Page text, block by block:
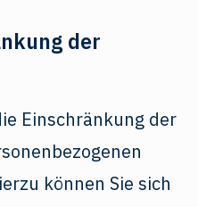
der
Einschränkung der
können Sie sich